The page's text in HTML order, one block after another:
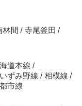
林間 / 寺尾釜田 /
道本線 /
ずみ野線 / 相模線 /
市線